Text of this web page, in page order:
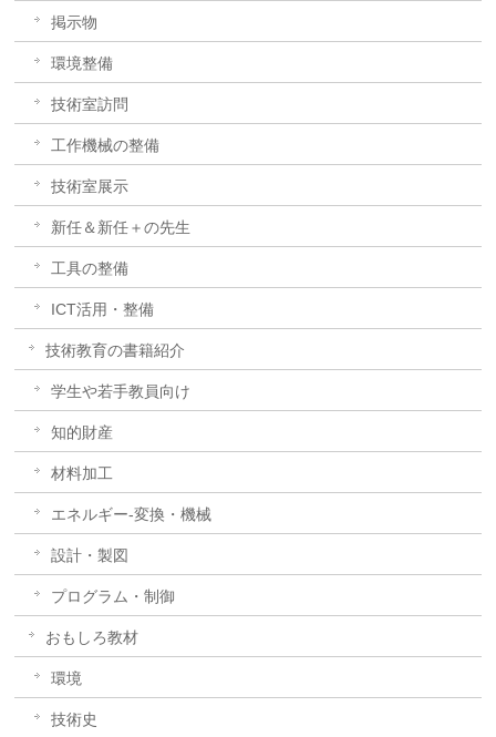
掲示物
環境整備
技術室訪問
工作機械の整備
技術室展示
新任＆新任＋の先生
工具の整備
ICT活用・整備
技術教育の書籍紹介
学生や若手教員向け
知的財産
材料加工
エネルギー-変換・機械
設計・製図
プログラム・制御
おもしろ教材
環境
技術史